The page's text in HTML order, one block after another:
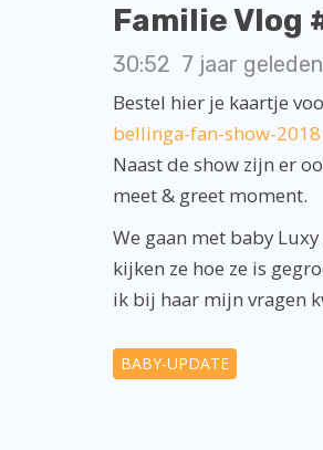
Familie Vlog
30:52 7 jaar geleden
Bestel hier je kaartje
bellinga-fan-show-2018
Naast de show zijn er
meet & greet moment.
We gaan met baby
kijken ze hoe ze is
ik bij haar mijn vragen
BABY-UPDATE